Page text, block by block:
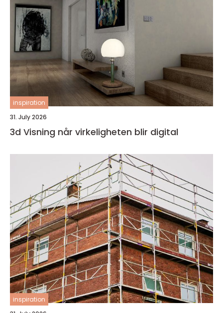
inspiration
31. July 2026
3d Visning når virkeligheten blir digital
inspiration